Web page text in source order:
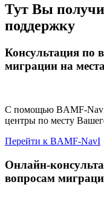
Тут Вы
поддержку
Консультация по
миграции на
С помощью BAMF-
центры по месту
Перейти к BAMF-NavI
Онлайн-
вопросам